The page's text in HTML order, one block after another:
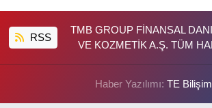
RSS
TMB GROUP FİNANSAL
VE KOZMETİK A.Ş. TÜM
Haber Yazılımı: TE Bilişim